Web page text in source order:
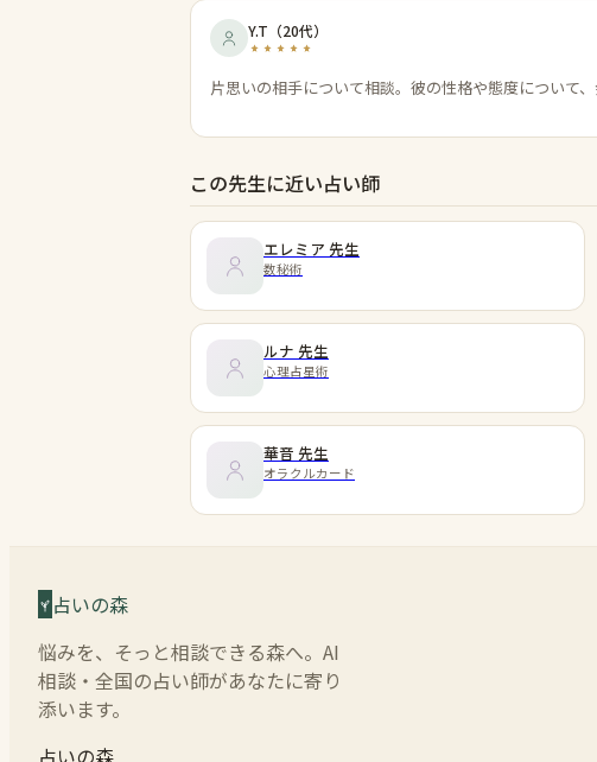
Y.T （20代）
片思いの相手について相談。彼の性格や態度について
この先生に近い占い師
エレミア 先生
数秘術
ルナ 先生
心理占星術
華音 先生
オラクルカード
占いの森
悩みを、そっと相談できる森へ。AI
相談・全国の占い師があなたに寄り
添います。
占いの森